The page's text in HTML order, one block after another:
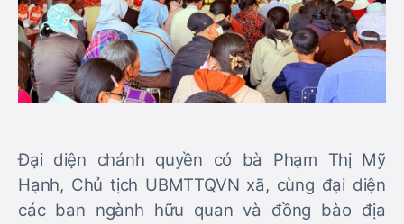
Đại diện chánh quyền có bà Phạm Thị Mỹ
Hạnh, Chủ tịch UBMTTQVN xã, cùng đại diện
các ban ngành hữu quan và đồng bào địa